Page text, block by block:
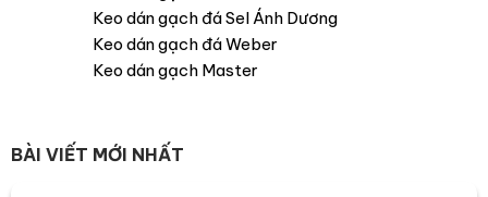
Keo dán gạch đá Sel Ánh Dương
Keo dán gạch đá Weber
Keo dán gạch Master
BÀI VIẾT MỚI NHẤT